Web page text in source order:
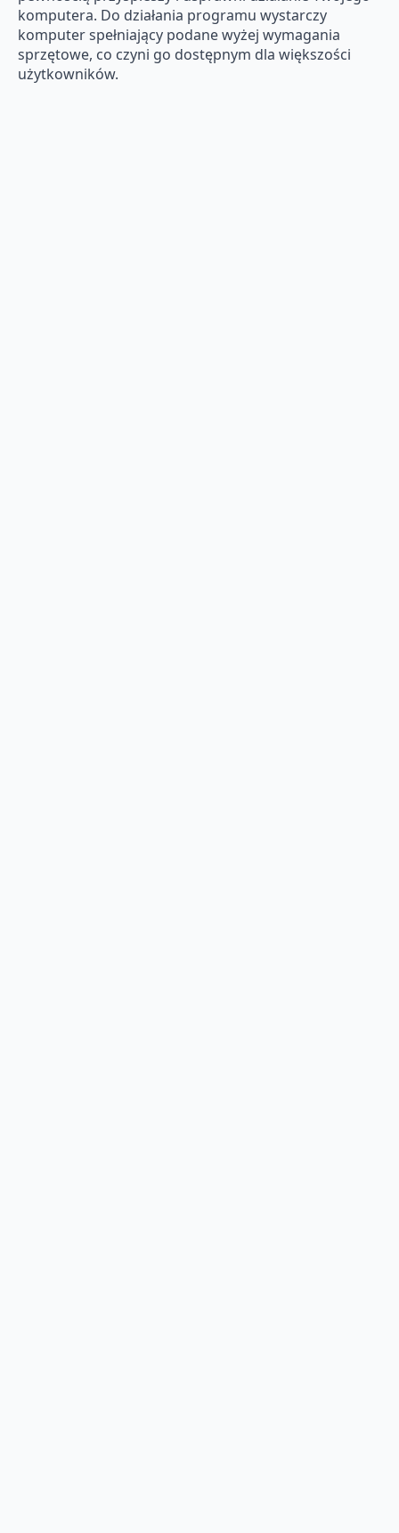
komputera. Do działania programu wystarczy
komputer spełniający podane wyżej wymagania
sprzętowe, co czyni go dostępnym dla większości
użytkowników.